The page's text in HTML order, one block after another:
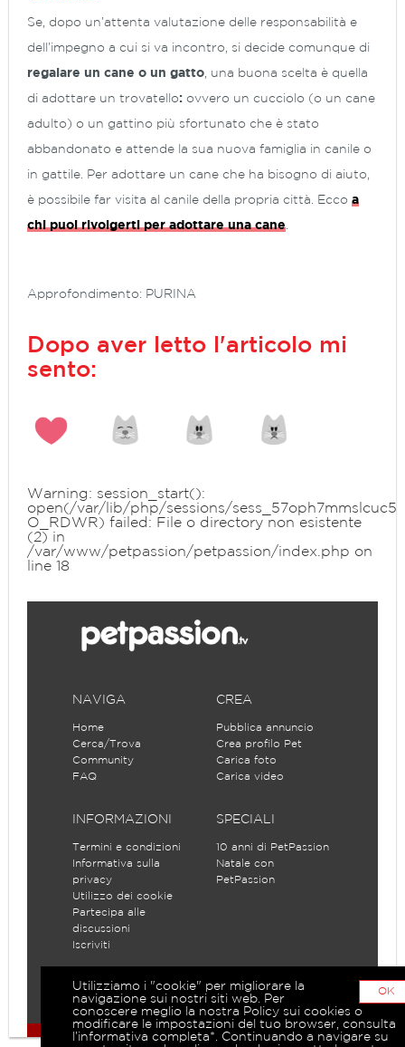
Se, dopo un’attenta valutazione delle responsabilità e
dell’impegno a cui si va incontro, si decide comunque di
regalare un cane o un gatto , una buona scelta è quella
di adottare un trovatello: ovvero un cucciolo (o un cane
adulto) o un gattino più sfortunato che è stato
abbandonato e attende la sua nuova famiglia in canile o
in gattile. Per adottare un cane che ha bisogno di aiuto,
è possibile far visita al canile della propria città. Ecco a
chi puoi rivolgerti per adottare una cane
Approfondimento: PURINA
Dopo aver letto l'articolo mi
sento:
Warning : session_start():
open(/var/lib/php/sessions/
O_RDWR) failed: File o directory non esistente
(2) in
/var/www/petpassion/petpassion/index.php on
line 18
NAVIGA
Home
Cerca/Trova
Community
FAQ
CREA
Pubblica annuncio
Crea profilo Pet
Carica foto
Carica video
INFORMAZIONI
Termini e condizioni
Informativa sulla
privacy
Utilizzo dei cookie
Partecipa alle
discussioni
Iscriviti
SPECIALI
10 anni di PetPassion
Natale con
PetPassion
OK
Utilizziamo i "cookie" per migliorare la
navigazione sui nostri siti web. Per
conoscere meglio la nostra Policy sui cookies o
modificare le impostazioni del tuo browser, consulta
l’informativa completa*. Continuando a navigare su